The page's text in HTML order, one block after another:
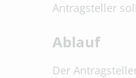
Antragsteller
Ablauf
Der